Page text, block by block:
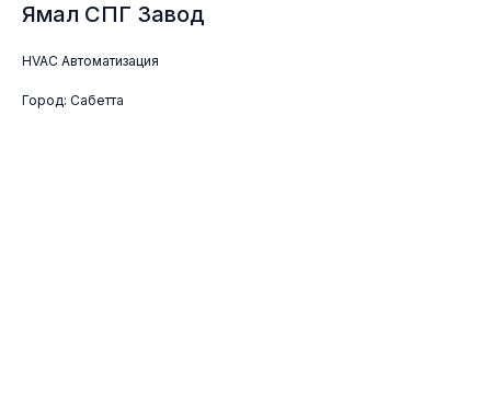
Ямал СПГ Завод
HVAC Aвтоматизация
Город: Сабетта